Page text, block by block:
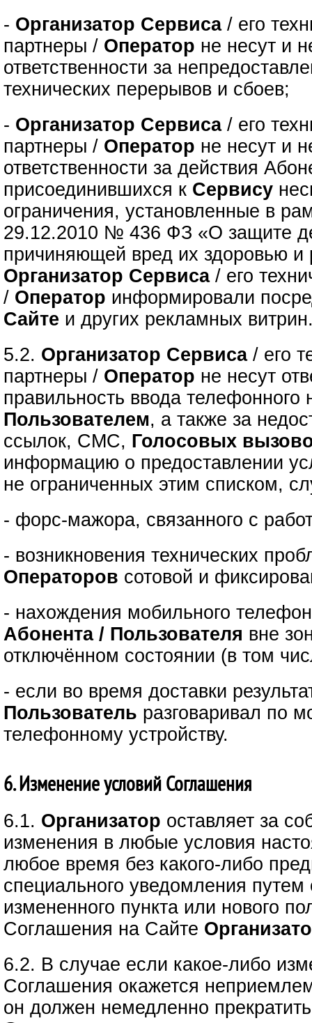
- Организатор Сервиса/ его
партнеры / Оператор не несут и
ответственности за
технических перерывов и сбоев;
- Организатор Сервиса/ его
партнеры / Оператор не несут и
ответственности за действия
присоединившихся к Сервису
ограничения, установленные в
29.12.2010 № 436 ФЗ «О защите
причиняющей вред их здоровью и
Организатор Сервиса/ его
/ Оператор информировали
Сайте и других рекламных
5.2. Организатор Сервиса/ его
партнеры / Оператор не несут
правильность ввода телефонного
Пользователем, а также за
ссылок, СМС, Голосовых
информацию о предоставлении
не ограниченных этим списком,
- форс-мажора, связанного с
- возникновения технических
Операторов сотовой и
- нахождения мобильного
Абонента / Пользователя вне
отключённом состоянии (в том
- если во время доставки
Пользователь разговаривал по
телефонному устройству.
6. Изменение условий Соглашения
6.1. Организатор оставляет за
изменения в любые условия
любое время без какого-либо
специального уведомления путем
измененного пункта или нового
Соглашения на Сайте
6.2. В случае если какое-либо
Соглашения окажется
он должен немедленно